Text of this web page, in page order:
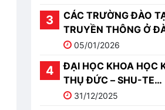
CÁC TRƯỜNG ĐÀO
TRUYỀN THÔNG Ở
TOP 10 TRƯỜNG NỔI
05/01/2026
ĐẠI HỌC KHOA HỌC
THỤ ĐỨC – SHU-TE
UNIVERSITY (樹德科技
31/12/2025